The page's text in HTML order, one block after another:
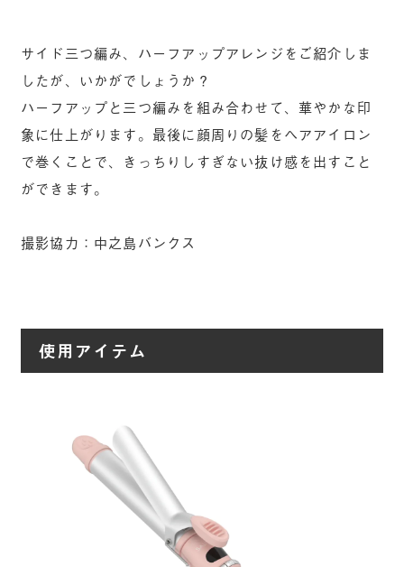
サイド三つ編み、ハーフアップアレンジをご紹介しま
したが、いかがでしょうか？
ハーフアップと三つ編みを組み合わせて、華やかな印
象に仕上がります。最後に顔周りの髪をヘアアイロン
で巻くことで、きっちりしすぎない抜け感を出すこと
ができます。
撮影協力：中之島バンクス
使用アイテム